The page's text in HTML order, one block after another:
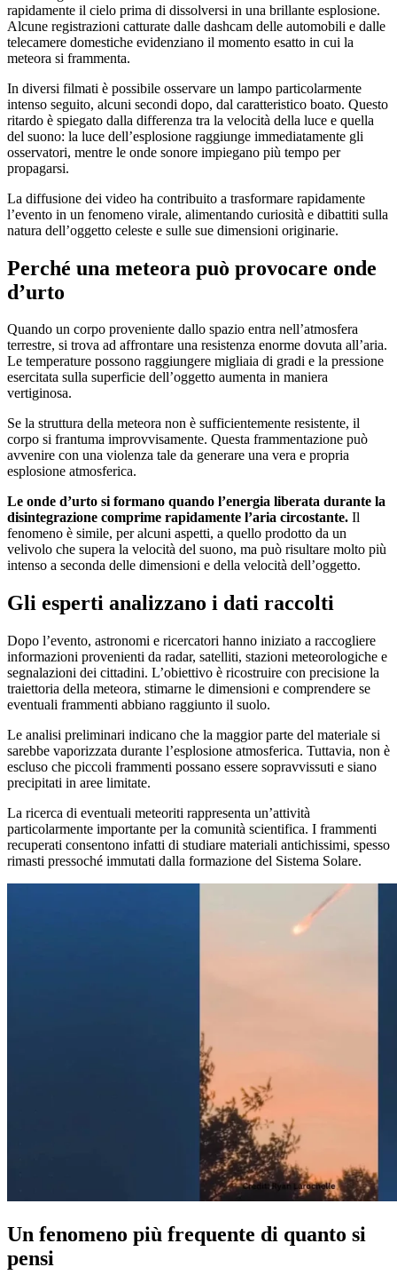
rapidamente il cielo prima di dissolversi in una brillante esplosione.
Alcune registrazioni catturate dalle dashcam delle automobili e dalle
telecamere domestiche evidenziano il momento esatto in cui la
meteora si frammenta.
In diversi filmati è possibile osservare un lampo particolarmente
intenso seguito, alcuni secondi dopo, dal caratteristico boato. Questo
ritardo è spiegato dalla differenza tra la velocità della luce e quella
del suono: la luce dell’esplosione raggiunge immediatamente gli
osservatori, mentre le onde sonore impiegano più tempo per
propagarsi.
La diffusione dei video ha contribuito a trasformare rapidamente
l’evento in un fenomeno virale, alimentando curiosità e dibattiti sulla
natura dell’oggetto celeste e sulle sue dimensioni originarie.
Perché una meteora può provocare onde
d’urto
Quando un corpo proveniente dallo spazio entra nell’atmosfera
terrestre, si trova ad affrontare una resistenza enorme dovuta all’aria.
Le temperature possono raggiungere migliaia di gradi e la pressione
esercitata sulla superficie dell’oggetto aumenta in maniera
vertiginosa.
Se la struttura della meteora non è sufficientemente resistente, il
corpo si frantuma improvvisamente. Questa frammentazione può
avvenire con una violenza tale da generare una vera e propria
esplosione atmosferica.
Le onde d’urto si formano quando l’energia liberata durante la
disintegrazione comprime rapidamente l’aria circostante. Il
fenomeno è simile, per alcuni aspetti, a quello prodotto da un
velivolo che supera la velocità del suono, ma può risultare molto più
intenso a seconda delle dimensioni e della velocità dell’oggetto.
Gli esperti analizzano i dati raccolti
Dopo l’evento, astronomi e ricercatori hanno iniziato a raccogliere
informazioni provenienti da radar, satelliti, stazioni meteorologiche e
segnalazioni dei cittadini. L’obiettivo è ricostruire con precisione la
traiettoria della meteora, stimarne le dimensioni e comprendere se
eventuali frammenti abbiano raggiunto il suolo.
Le analisi preliminari indicano che la maggior parte del materiale si
sarebbe vaporizzata durante l’esplosione atmosferica. Tuttavia, non è
escluso che piccoli frammenti possano essere sopravvissuti e siano
precipitati in aree limitate.
La ricerca di eventuali meteoriti rappresenta un’attività
particolarmente importante per la comunità scientifica. I frammenti
recuperati consentono infatti di studiare materiali antichissimi, spesso
rimasti pressoché immutati dalla formazione del Sistema Solare.
Un fenomeno più frequente di quanto si
pensi